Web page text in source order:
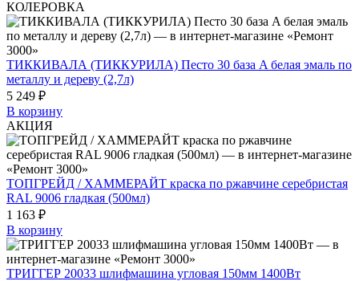
КОЛЕРОВКА
ТИККИВАЛА (ТИККУРИЛА) Песто 30 база A белая эмаль по
металлу и дереву (2,7л)
5 249 ₽
В корзину
АКЦИЯ
ТОПГРЕЙД / ХАММЕРАЙТ краска по ржавчине серебристая
RAL 9006 гладкая (500мл)
1 163 ₽
В корзину
ТРИГГЕР 20033 шлифмашина угловая 150мм 1400Вт